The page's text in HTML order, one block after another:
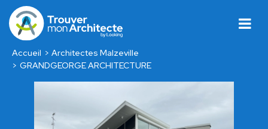
Accueil
Architectes Malzeville
GRANDGEORGE ARCHITECTURE